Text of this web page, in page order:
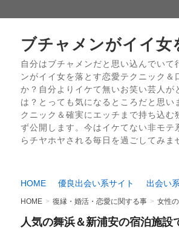
ブチャメンがイイ女
自分はブチャメンだと思い込んでい
ンがイイ女を落とす恋愛テクニック
か？自分よりイケて無いお笑い芸人
は？とっても気になるところだと思
クニック＆確実にエッチまで持ち込
ず公開します。今はイケてない非モ
らチヤホヤされる毎日を過ごしてみま
HOME 優良出会い系サイト 出会い
HOME 復縁・婚活・恋愛に関する事 女性
人気の舞浜＆新浦安の宿泊施